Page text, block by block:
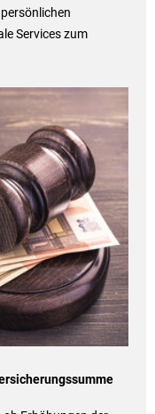
Services zum